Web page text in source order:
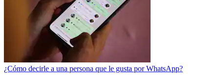
¿Cómo decirle a una persona que le gusta por WhatsApp?